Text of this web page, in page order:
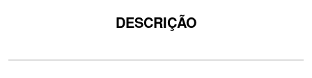
DESCRIÇÃO